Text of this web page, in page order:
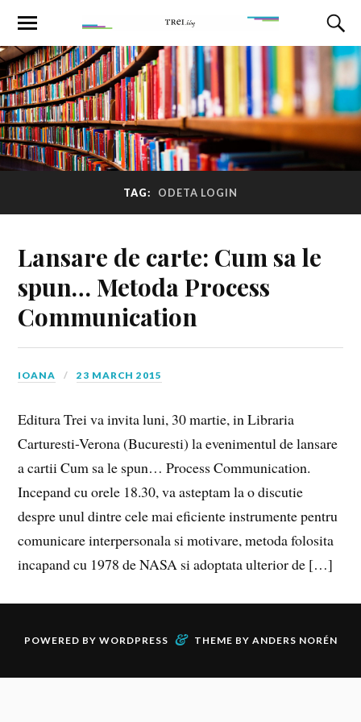
TAG: ODETA LOGIN
Lansare de carte: Cum sa le
spun… Metoda Process
Communication
IOANA 23 MARCH 2015
Editura Trei va invita luni, 30 martie, in Libraria
Carturesti-Verona (Bucuresti) la evenimentul de lansare
a cartii Cum sa le spun… Process Communication.
Incepand cu orele 18.30, va asteptam la o discutie
despre unul dintre cele mai eficiente instrumente pentru
comunicare interpersonala si motivare, metoda folosita
incapand cu 1978 de NASA si adoptata ulterior de […]
POWERED BY WORDPRESS & THEME BY ANDERS NORÉN